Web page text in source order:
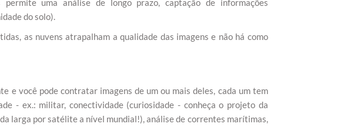
uma análise de longo prazo, captação de informações
do solo).
as nuvens atrapalham a qualidade das imagens e não há como
e você pode contratar imagens de um ou mais deles, cada um tem
- ex.: militar, conectividade (curiosidade - conheça o projeto da
larga por satélite a nível mundial!), análise de correntes marítimas,